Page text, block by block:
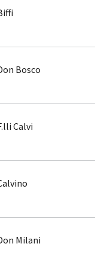
Bosco
Calvi
Milani